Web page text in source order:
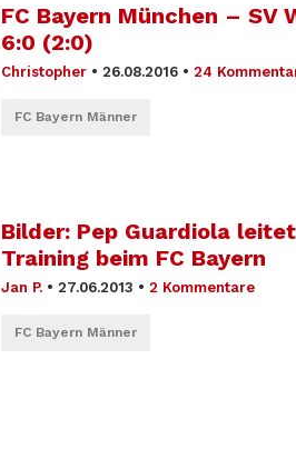
FC Bayern München – SV
6:0 (2:0)
Christopher • 26.08.2016 • 24
FC Bayern Männer
Bilder: Pep Guardiola
Training beim FC Bayern
Jan P. • 27.06.2013 • 2 Kommentare
FC Bayern Männer